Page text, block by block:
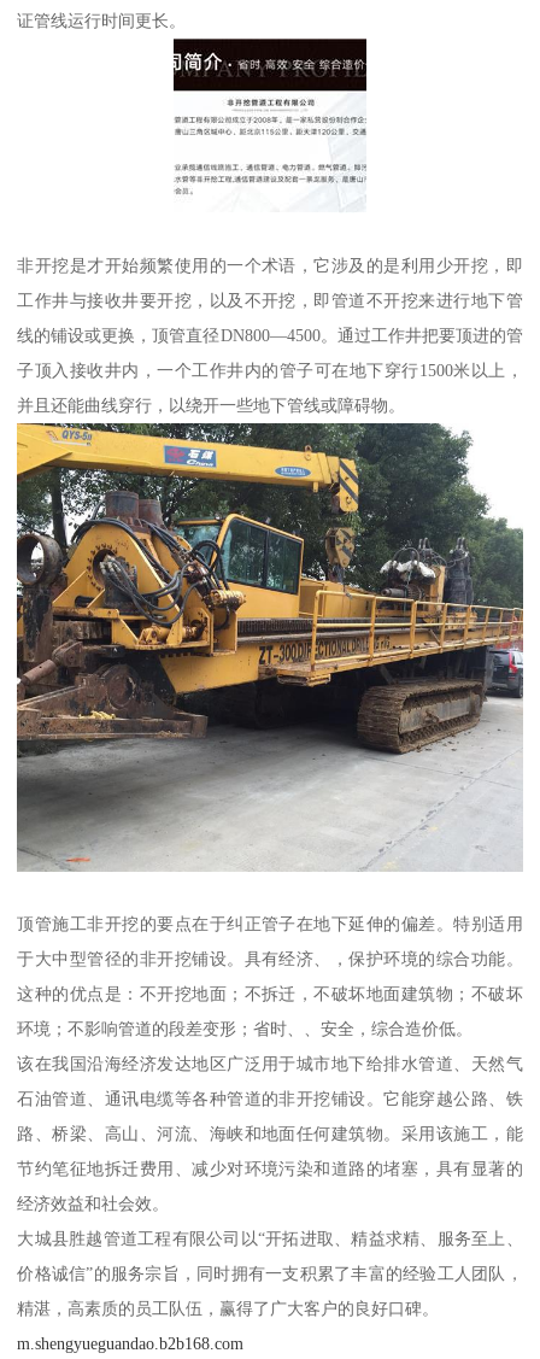
证管线运行时间更长。
非开挖是才开始频繁使用的一个术语，它涉及的是利用少开挖，即
工作井与接收井要开挖，以及不开挖，即管道不开挖来进行地下管
线的铺设或更换，顶管直径DN800—4500。通过工作井把要顶进的管
子顶入接收井内，一个工作井内的管子可在地下穿行1500米以上，
并且还能曲线穿行，以绕开一些地下管线或障碍物。
顶管施工非开挖的要点在于纠正管子在地下延伸的偏差。特别适用
于大中型管径的非开挖铺设。具有经济、，保护环境的综合功能。
这种的优点是：不开挖地面；不拆迁，不破坏地面建筑物；不破坏
环境；不影响管道的段差变形；省时、、安全，综合造价低。
该在我国沿海经济发达地区广泛用于城市地下给排水管道、天然气
石油管道、通讯电缆等各种管道的非开挖铺设。它能穿越公路、铁
路、桥梁、高山、河流、海峡和地面任何建筑物。采用该施工，能
节约笔征地拆迁费用、减少对环境污染和道路的堵塞，具有显著的
经济效益和社会效。
大城县胜越管道工程有限公司以“开拓进取、精益求精、服务至上、
价格诚信”的服务宗旨，同时拥有一支积累了丰富的经验工人团队，
精湛，高素质的员工队伍，赢得了广大客户的良好口碑。
m.shengyueguandao.b2b168.com